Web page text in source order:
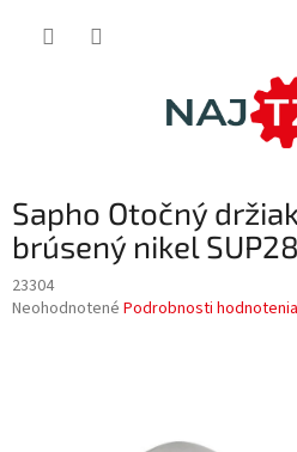
Sapho Otočný
brúsený nikel SUP28
23304
Priemerné
Neohodnotené Podrobnosti hodnotenia